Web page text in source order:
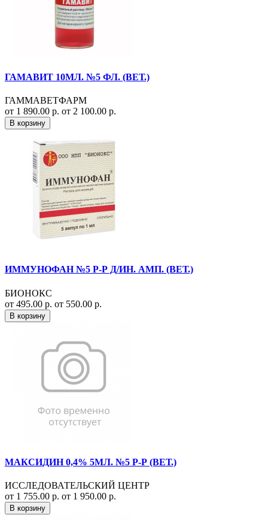
ГАМАВИТ 10МЛ. №5 ФЛ. (ВЕТ.)
ГАММАВЕТФАРМ
от 1 890.00 р. от 2 100.00 р.
В корзину
ИММУНОФАН №5 Р-Р Д/ИН. АМП. (ВЕТ.)
БИОНОКС
от 495.00 р. от 550.00 р.
В корзину
МАКСИДИН 0,4% 5МЛ. №5 Р-Р (ВЕТ.)
ИССЛЕДОВАТЕЛЬСКИЙ ЦЕНТР
от 1 755.00 р. от 1 950.00 р.
В корзину